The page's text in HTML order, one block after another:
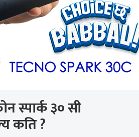
स्पार्क ३० सी
कति ?